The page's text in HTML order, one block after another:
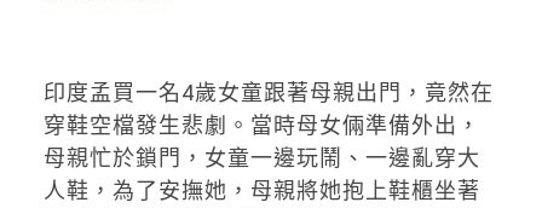
印度孟買一名4歲女童跟著母親出門，竟然在
穿鞋空檔發生悲劇。當時母女倆準備外出，
母親忙於鎖門，女童一邊玩鬧、一邊亂穿大
人鞋，為了安撫她，母親將她抱上鞋櫃坐著